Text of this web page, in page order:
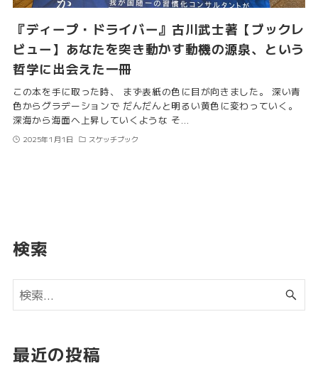
『ディープ・ドライバー』古川武士著【ブックレ
ビュー】あなたを突き動かす動機の源泉、という
哲学に出会えた一冊
この本を手に取った時、 まず表紙の色に目が向きました。 深い青
色からグラデーションで だんだんと明るい黄色に変わっていく。
深海から海面へ上昇していくような そ…
2025年1月1日 スケッチブック
検索
最近の投稿